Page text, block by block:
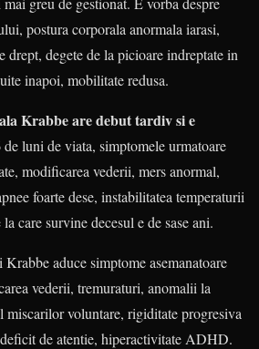
postura corporala anormala iarasi,
drept, degete de la picioare indreptate in
inapoi, mobilitate redusa.
Krabbe aredebut tardiv si e
luni de viata, simptomele urmatoare
modificarea vederii, mers anormal,
foarte dese, instabilitatea temperaturii
care survine decesul e de sase ani.
aduce simptome asemanatoare
vederii, tremuraturi, anomalii la
miscarilor voluntare, rigiditate progresiva
de atentie, hiperactivitate ADHD.